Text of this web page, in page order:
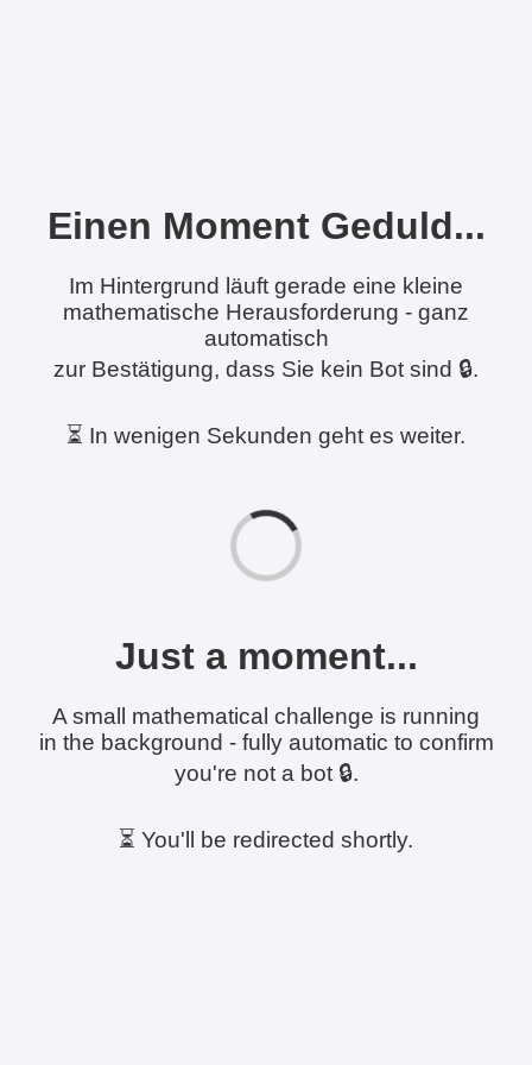
Einen Moment Geduld...
Im Hintergrund läuft gerade eine kleine
mathematische Herausforderung - ganz
automatisch
zur Bestätigung, dass Sie kein Bot sind 🔒.
⏳ In wenigen Sekunden geht es weiter.
Just a moment...
A small mathematical challenge is running
in the background - fully automatic to confirm
you're not a bot 🔒.
⏳ You'll be redirected shortly.